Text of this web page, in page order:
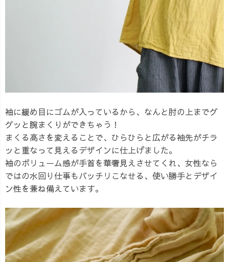
袖に緩め目にゴムが入っているから、なんと肘の上までグ
グッと腕まくりができちゃう！
まくる高さを変えることで、ひらひらと広がる袖先がチラ
ッと重なって見えるデザインに仕上げました。
袖のボリューム感が手首を華奢見えさせてくれ、女性なら
ではの水回り仕事もバッチリこなせる、使い勝手とデザイ
ン性を兼ね備えています。